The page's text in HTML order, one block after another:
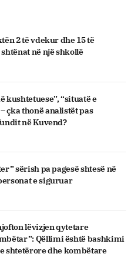
2 të vdekur dhe 15 të
në një shkollë
kushtetuese”, “situatë e
çka thonë analistët pas
në Kuvend?
sërish pa pagesë shtesë në
e siguruar
lëvizjen qytetare
Qëllimi është bashkimi
shtetërore dhe kombëtare